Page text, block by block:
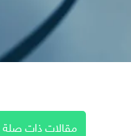
مقالات ذات صلة